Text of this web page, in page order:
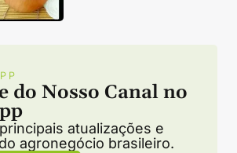
do Nosso Canal no
atualizações e
agronegócio brasileiro.